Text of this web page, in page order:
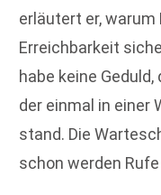
erläutert er, warum
Erreichbarkeit
habe keine
der einmal in einer
stand. Die
schon werden